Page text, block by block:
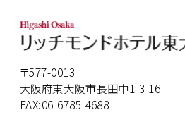
〒577-0013
大阪府東大阪市長田中1-3-16
FAX:06-6785-4688